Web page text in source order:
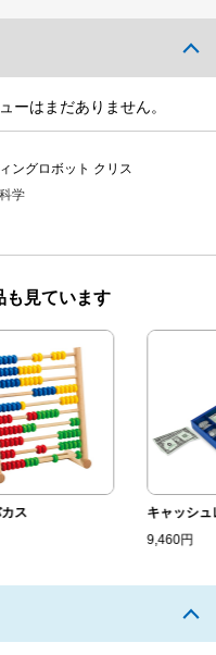
ーはまだありません。
ングロボット クリス
学
も見ています
ス
キャッシュ
9,460円